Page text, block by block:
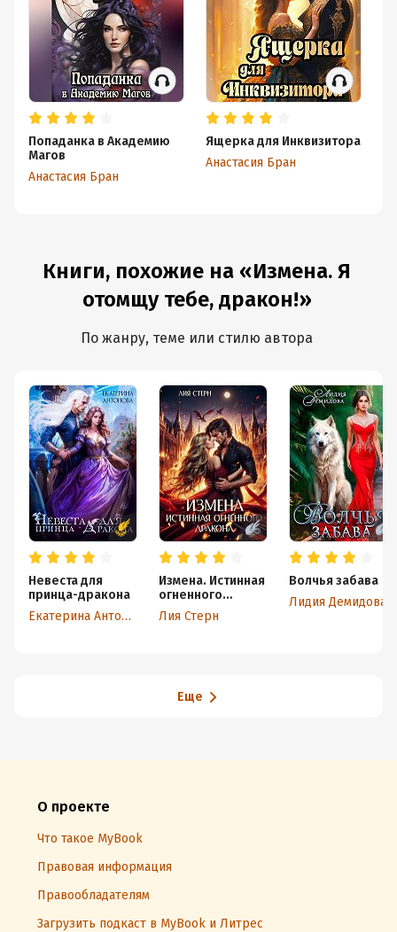
Попаданка в Академию
Магов
Анастасия Бран
Ящерка для Инквизитора
Анастасия Бран
Книги, похожие на «Измена. Я
отомщу тебе, дракон!»
По жанру, теме или стилю автора
Невеста для
принца-дракона
Екатерина Антонова
Измена. Истинная
огненного
дракона
Лия Стерн
Волчья забава
Лидия Демидова
Еще
О проекте
Что такое MyBook
Правовая информация
Правообладателям
Загрузить подкаст в MyBook и Литрес